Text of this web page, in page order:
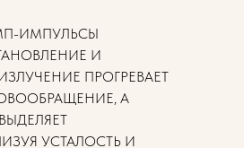
ИМПУЛЬСЫ
И
ПРОГРЕВАЕТ
А
УСТАЛОСТЬ И